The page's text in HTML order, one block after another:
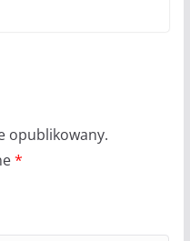
opublikowany.
*